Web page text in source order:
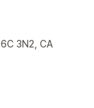
3N2, CA